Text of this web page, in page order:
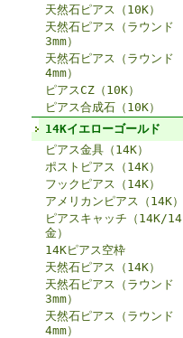
天然石ピアス（10K）
天然石ピアス（ラウンド
3mm）
天然石ピアス（ラウンド
4mm）
ピアスCZ（10K）
ピアス合成石（10K）
14Kイエローゴールド
ピアス金具（14K）
ポストピアス（14K）
フックピアス（14K）
アメリカンピアス（14K）
ピアスキャッチ（14K/14
金）
14Kピアス空枠
天然石ピアス（14K）
天然石ピアス（ラウンド
3mm）
天然石ピアス（ラウンド
4mm）